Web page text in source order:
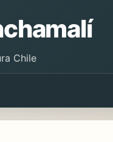
Chile